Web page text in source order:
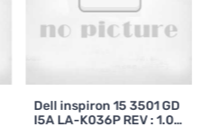
Dell inspiron 15 3501 GD
I5A LA-K036P REV : 1.0